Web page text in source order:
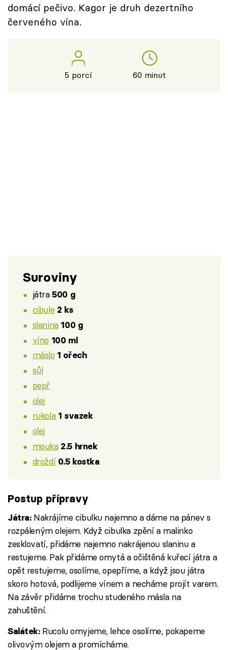
Přihlášení
domácí pečivo. Kagor je druh dezertního
červeného vína.
5 porcí 60 minut
Suroviny
játra500 g
cibule 2 ks
slanina 100 g
víno 100 ml
máslo 1 ořech
sůl
pepř
olej
rukola 1 svazek
olej
mouka 2.5 hrnek
droždí 0.5 kostka
Postup přípravy
Játra:Nakrájíme cibulku najemno a dáme na pánev s
rozpáleným olejem. Když cibulka zpění a malinko
zesklovatí, přidáme najemno nakrájenou slaninu a
restujeme. Pak přidáme omytá a očištěná kuřecí játra a
opět restujeme, osolíme, opepříme, a když jsou játra
skoro hotová, podlijeme vínem a necháme projít varem.
Na závěr přidáme trochu studeného másla na
zahuštění.
Salátek:Rucolu omyjeme, lehce osolíme, pokapeme
olivovým olejem a promícháme.